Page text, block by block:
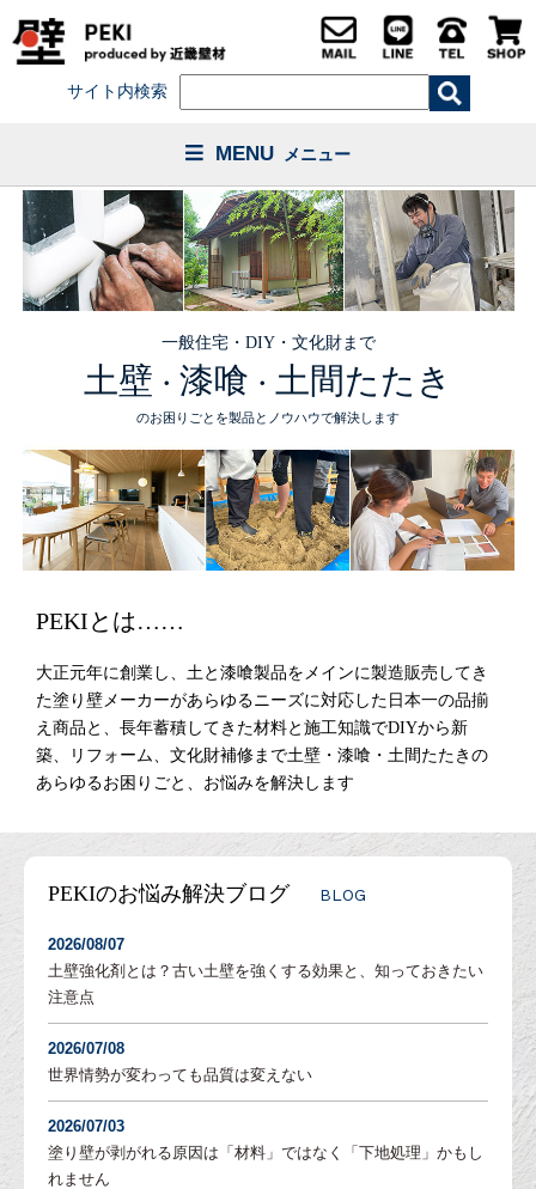
サイト内検索
MENU メニュー
一般住宅・DIY・文化財まで
土壁 ・ 漆喰 ・ 土間たたき
のお困りごとを製品とノウハウで解決します
PEKIとは……
大正元年に創業し、土と漆喰製品をメインに製造販売してき
た塗り壁メーカーがあらゆるニーズに対応した日本一の品揃
え商品と、長年蓄積してきた材料と施工知識でDIYから新
築、リフォーム、文化財補修まで土壁・漆喰・土間たたきの
あらゆるお困りごと、お悩みを解決します
PEKIのお悩み解決ブログ BLOG
2026/08/07
土壁強化剤とは？古い土壁を強くする効果と、知っておきたい
注意点
2026/07/08
世界情勢が変わっても品質は変えない
2026/07/03
塗り壁が剥がれる原因は「材料」ではなく「下地処理」かもし
れません